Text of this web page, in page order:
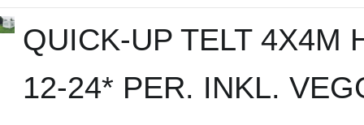
QUICK-UP TELT 4X4M
12-24* PER. INKL.